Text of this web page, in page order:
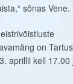
sõnas Vene.
on Tartus
aprillil kell 17.00